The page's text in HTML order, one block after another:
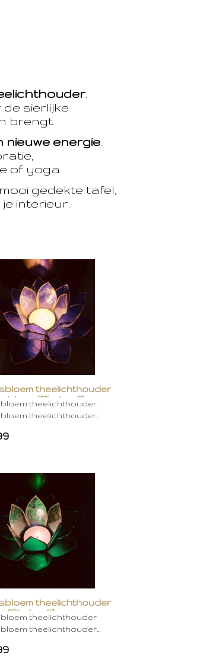
.
sierlijke
brengt.
energie.
of yoga.
gedekte tafel,
interieur.
theelichthouder
blauw (Chakra 6)
theelichthouder
theelichthouder…
theelichthouder
(Chakra 4)theelichthouder
theelichthouder…